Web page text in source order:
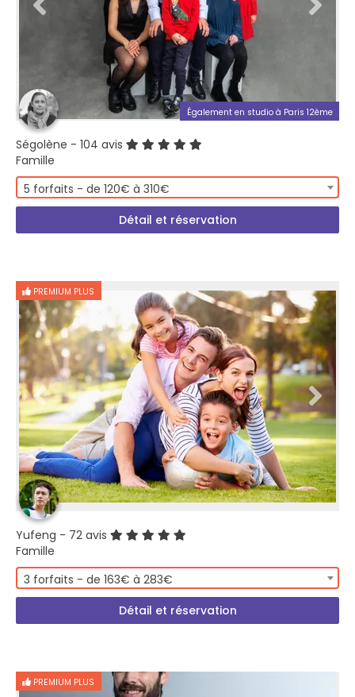
Également en studio à Paris 12ème
Ségolène - 104 avis
Famille
5 forfaits - de 120€ à 310€
Détail et réservation
PREMIUM PLUS
Yufeng - 72 avis
Famille
3 forfaits - de 163€ à 283€
Détail et réservation
PREMIUM PLUS